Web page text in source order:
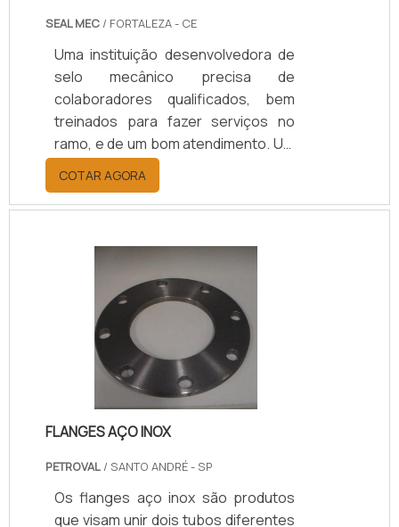
SEAL MEC / FORTALEZA - CE
Uma instituição desenvolvedora de
selo mecânico precisa de
colaboradores qualificados, bem
treinados para fazer serviços no
ramo, e de um bom atendimento. Um
dos selos que é oferecido pelas
fornecedoras é o selo mecânico 3 4,
que serve para vedar e evitar que
maquinários.Os selos podem ser
encontrados em diversos tamanhos
e modelos, para atender as
necessidades de cada maquinário da
maneira mais adequada possível.
Instalado entre o eixo móvel
(rotativo) e a carcaça fix.
COTAR AGORA
FLANGES AÇO INOX
PETROVAL / SANTO ANDRÉ - SP
Os flanges aço inox são produtos
que visam unir dois tubos diferentes